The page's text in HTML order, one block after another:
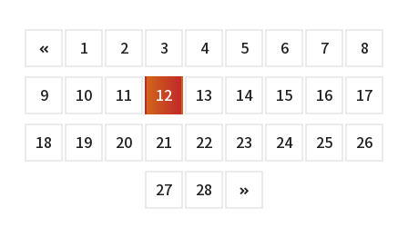
1 2 3 4 5 6 7 8
9 10 11 12 13 14 15 16 17
18 19 20 21 22 23 24 25 26
27 28